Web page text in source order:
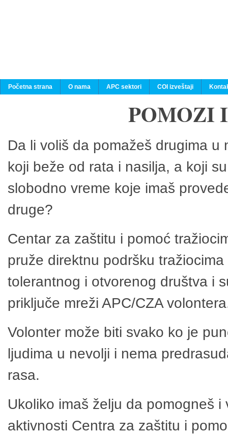
Početna strana O nama APC sektori COI izveštaji
POMOZI
Da li voliš da pomažeš drugima
koji beže od rata i nasilja, a koji
slobodno vreme koje imaš
druge?
Centar za zaštitu i pomoć
pruže direktnu podršku
tolerantnog i otvorenog društva i
priključe mreži APC/CZA
Volonter može biti svako ko je
ljudima u nevolji i nema
rasa.
Ukoliko imaš želju da pomogneš
aktivnosti Centra za zaštitu i